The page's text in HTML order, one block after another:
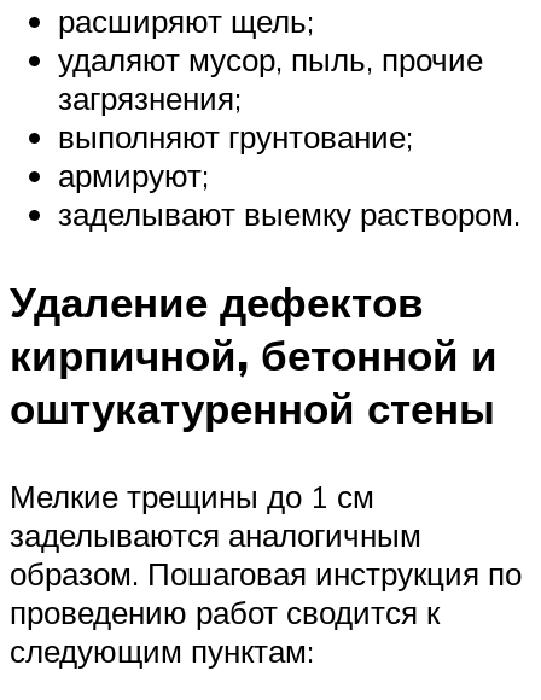
расширяют щель;
удаляют мусор, пыль, прочие
загрязнения;
выполняют грунтование;
армируют;
заделывают выемку раствором.
Удаление дефектов
кирпичной, бетонной и
оштукатуренной стены
Мелкие трещины до 1 см
заделываются аналогичным
образом. Пошаговая инструкция по
проведению работ сводится к
следующим пунктам: